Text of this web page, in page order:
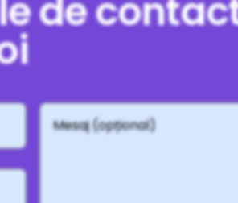
de
Mesaj
(opțional)